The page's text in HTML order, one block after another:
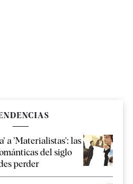
a 'Materialistas': las
del siglo
perder